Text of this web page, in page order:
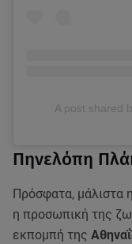
A post shared
Πηνελόπη
Πρόσφατα, μάλιστα
η προσωπική της
εκπομπή της